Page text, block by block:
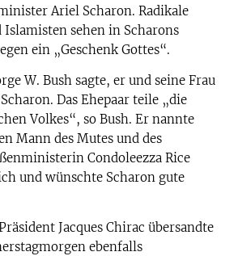
Ariel Scharon. Radikale
Islamisten sehen in Scharons
ein „Geschenk Gottes“.
W. Bush sagte, er und seine Frau
Das Ehepaar teile „die
Volkes“, so Bush. Er nannte
Mann des Mutes und des
Condoleezza Rice
und wünschte Scharon gute
Jacques Chirac übersandte
ebenfalls